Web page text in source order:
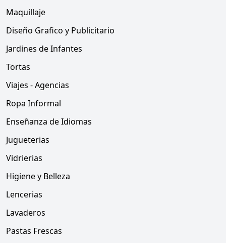
Maquillaje
Diseño Grafico y Publicitario
Jardines de Infantes
Tortas
Viajes - Agencias
Ropa Informal
Enseñanza de Idiomas
Jugueterias
Vidrierias
Higiene y Belleza
Lencerias
Lavaderos
Pastas Frescas